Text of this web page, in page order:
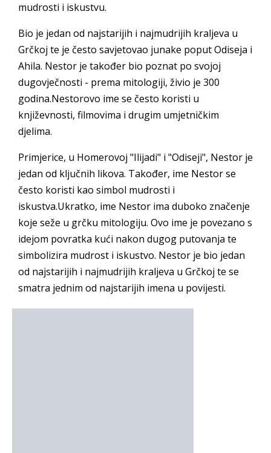
mudrosti i iskustvu.
Bio je jedan od najstarijih i najmudrijih kraljeva u
Grčkoj te je često savjetovao junake poput Odiseja i
Ahila. Nestor je također bio poznat po svojoj
dugovječnosti - prema mitologiji, živio je 300
godina.Nestorovo ime se često koristi u
književnosti, filmovima i drugim umjetničkim
djelima.
Primjerice, u Homerovoj "Ilijadi" i "Odiseji", Nestor je
jedan od ključnih likova. Također, ime Nestor se
često koristi kao simbol mudrosti i
iskustva.Ukratko, ime Nestor ima duboko značenje
koje seže u grčku mitologiju. Ovo ime je povezano s
idejom povratka kući nakon dugog putovanja te
simbolizira mudrost i iskustvo. Nestor je bio jedan
od najstarijih i najmudrijih kraljeva u Grčkoj te se
smatra jednim od najstarijih imena u povijesti.